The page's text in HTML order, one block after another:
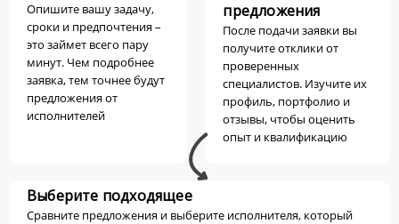
Опишите вашу задачу,
сроки и предпочтения –
это займет всего пару
минут. Чем подробнее
заявка, тем точнее будут
предложения от
исполнителей
предложения
После подачи заявки вы
получите отклики от
проверенных
специалистов. Изучите их
профиль, портфолио и
отзывы, чтобы оценить
опыт и квалификацию
Выберите подходящее
Сравните предложения и выберите исполнителя, который